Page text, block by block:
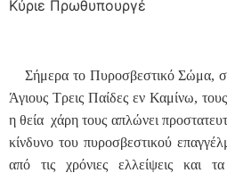
Κύριε Πρωθυπουργέ
Σήμερα το Πυροσβεστικό Σώμα,
Άγιους Τρεις Παίδες εν Καμίνω,
η θεία χάρη τους απλώνει
κίνδυνο του πυροσβεστικού
από τις χρόνιες ελλείψεις και